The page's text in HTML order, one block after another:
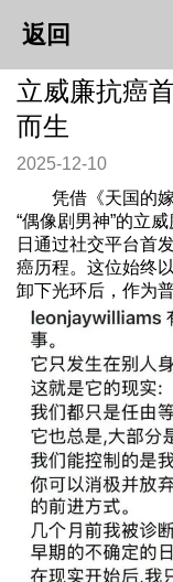
返回
立威廉抗癌
而生
2025-12-10
凭借《天国的嫁
“偶像剧男神”的立
日通过社交平台首
癌历程。这位始终
卸下光环后，作为